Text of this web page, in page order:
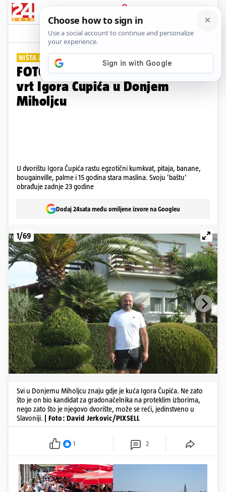
PRIJAVA
Galerija Komentari
NIŠTA JADRAN, SAMO DRAVA
FOTO Zavirite u mediteranski
vrt Igora Čupića u Donjem
Miholjcu
U dvorištu Igora Čupića rastu egzotični kumkvat, pitaja, banane,
bougainville, palme i 15 godina stara maslina. Svoju 'baštu'
obrađuje zadnje 23 godine
Dodaj 24sata među omiljene izvore na Googleu
1/69
Svi u Donjemu Miholjcu znaju gdje je kuća Igora Čupića. Ne zato
što je on bio kandidat za gradonačelnika na proteklim izborima,
nego zato što je njegovo dvorište, može se reći, jedinstveno u
Slavoniji.
| Foto: David Jerkovic/PIXSELL
1 2